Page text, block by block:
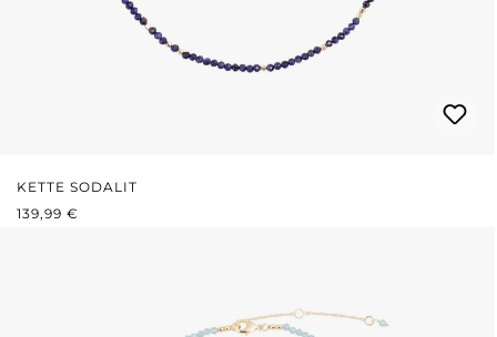
KETTE SODALIT
REGULÄRER PREIS:
139,99 €